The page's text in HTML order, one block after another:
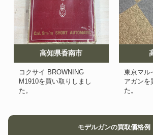
高知県香南市
コクサイ BROWNING
M1910を買い取りしまし
た。
東京マル
アガンを
た。
モデルガンの買取価格例